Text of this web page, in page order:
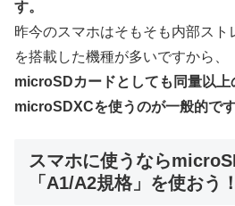
す。
昨今のスマホはそもそも内部スト
を搭載した機種が多いですから、
microSDカードとしても同量以上
microSDXCを使うのが一般的です
スマホに使うなら
「A1/A2規格」を使おう！